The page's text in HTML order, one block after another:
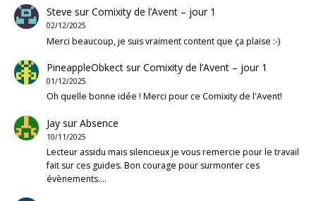
Steve surComixity de l’Avent – jour 1
02/12/2025
Merci beaucoup, je suis vraiment content que ça plaise :-)
PineappleObkectsurComixity de l’Avent – jour 1
01/12/2025
Oh quelle bonne idée ! Merci pour ce Comixity de l'Avent!
JaysurAbsence
10/11/2025
Lecteur assidu mais silencieux je vous remercie pour le travail
fait sur ces guides. Bon courage pour surmonter ces
évènements.…